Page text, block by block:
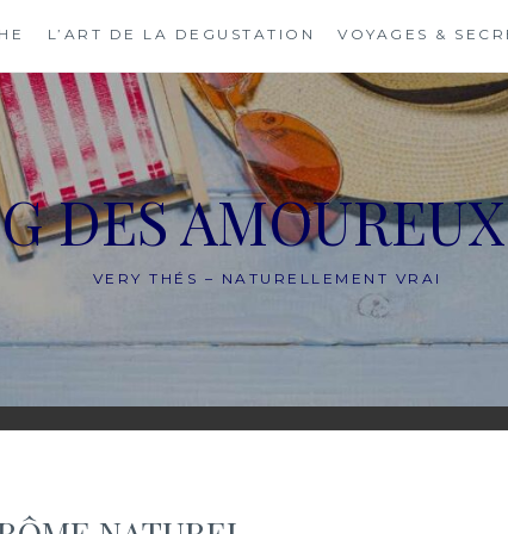
L’ART DE LA DEGUSTATION VOYAGES &
DES
VERY THÉS – NATURELLEMENT VRAI